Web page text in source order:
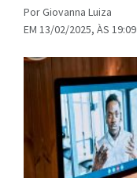
Por Giovanna Luiza
EM 13/02/2025, ÀS 19:09